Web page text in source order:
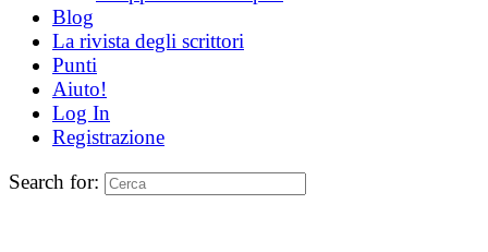
Blog
La rivista degli scrittori
Punti
Aiuto!
Log In
Registrazione
Search for: